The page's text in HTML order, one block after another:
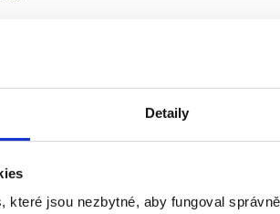
Detaily
které jsou nezbytné, aby fungoval
výkon. Časomíra po proběhnutí
tři setiny a zároveň se posunul na
titul mistra České republiky i zápis,
FAIR PLAY propojují s vrcholovým